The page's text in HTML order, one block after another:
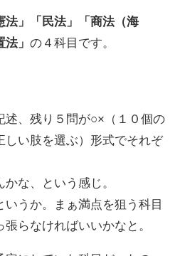
法」「民法」「商法（海
」 の４科目です。
述、残り５問が○×（１０個の
しい肢を選ぶ）形式でそれぞ
な、という感じ。
うか。まぁ満点を狙う科目
らなければいいかなと。